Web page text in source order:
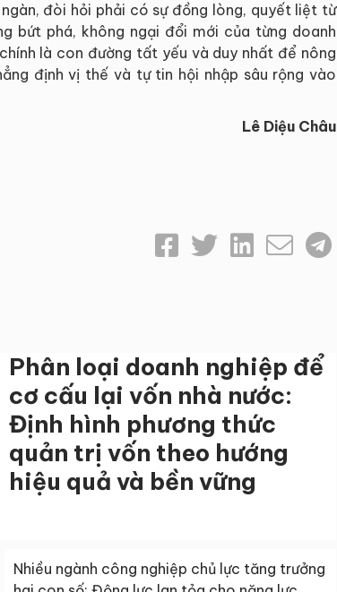
đòi hỏi phải có sự đồng lòng, quyết liệt từ
bứt phá, không ngại đổi mới của từng doanh
là con đường tất yếu và duy nhất để nông
định vị thế và tự tin hội nhập sâu rộng vào
Lê Diệu Châu
Phân loại doanh nghiệp để
cơ cấu lại vốn nhà nước:
Định hình phương thức
quản trị vốn theo hướng
hiệu quả và bền vững
Nhiều ngành công nghiệp chủ lực tăng trưởng